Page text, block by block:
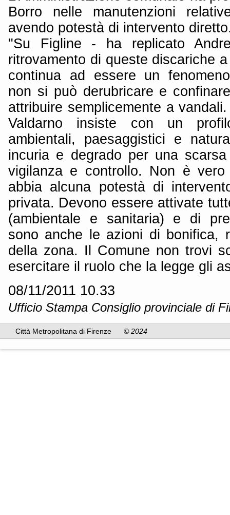
Borro nelle manutenzioni
avendo potestà di intervento
"Su Figline - ha replicato
ritrovamento di queste discariche
continua ad essere un
non si può derubricare e
attribuire semplicemente a
Valdarno insiste con un
ambientali, paesaggistici e
incuria e degrado per una
vigilanza e controllo. Non è
abbia alcuna potestà di
privata. Devono essere attivate
(ambientale e sanitaria) e di
sono anche le azioni di bonifica,
della zona. Il Comune non trovi
esercitare il ruolo che la legge gli
08/11/2011 10.33
Ufficio Stampa Consiglio provinciale di
Città Metropolitana di Firenze © 2024